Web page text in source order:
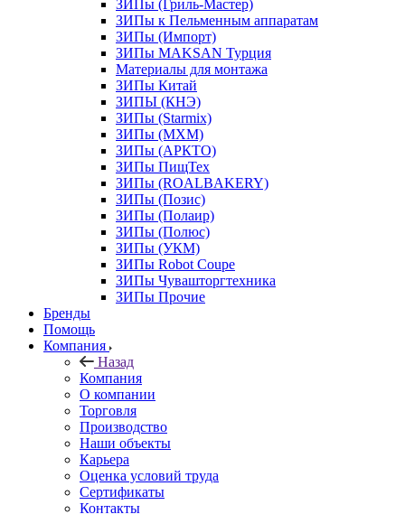
ЗИПы (Гриль-Мастер)
ЗИПы к Пельменным аппаратам
ЗИПы (Импорт)
ЗИПы MAKSAN Турция
Материалы для монтажа
ЗИПы Китай
ЗИПЫ (КНЭ)
ЗИПы (Starmix)
ЗИПы (МХМ)
ЗИПы (АРКТО)
ЗИПы ПищТех
ЗИПы (ROALBAKERY)
ЗИПы (Позис)
ЗИПы (Полаир)
ЗИПы (Полюс)
ЗИПы (УКМ)
ЗИПы Robot Coupe
ЗИПы Чувашторгтехника
ЗИПы Прочие
Бренды
Помощь
Компания
Назад
Компания
О компании
Торговля
Производство
Наши объекты
Карьера
Оценка условий труда
Сертификаты
Контакты